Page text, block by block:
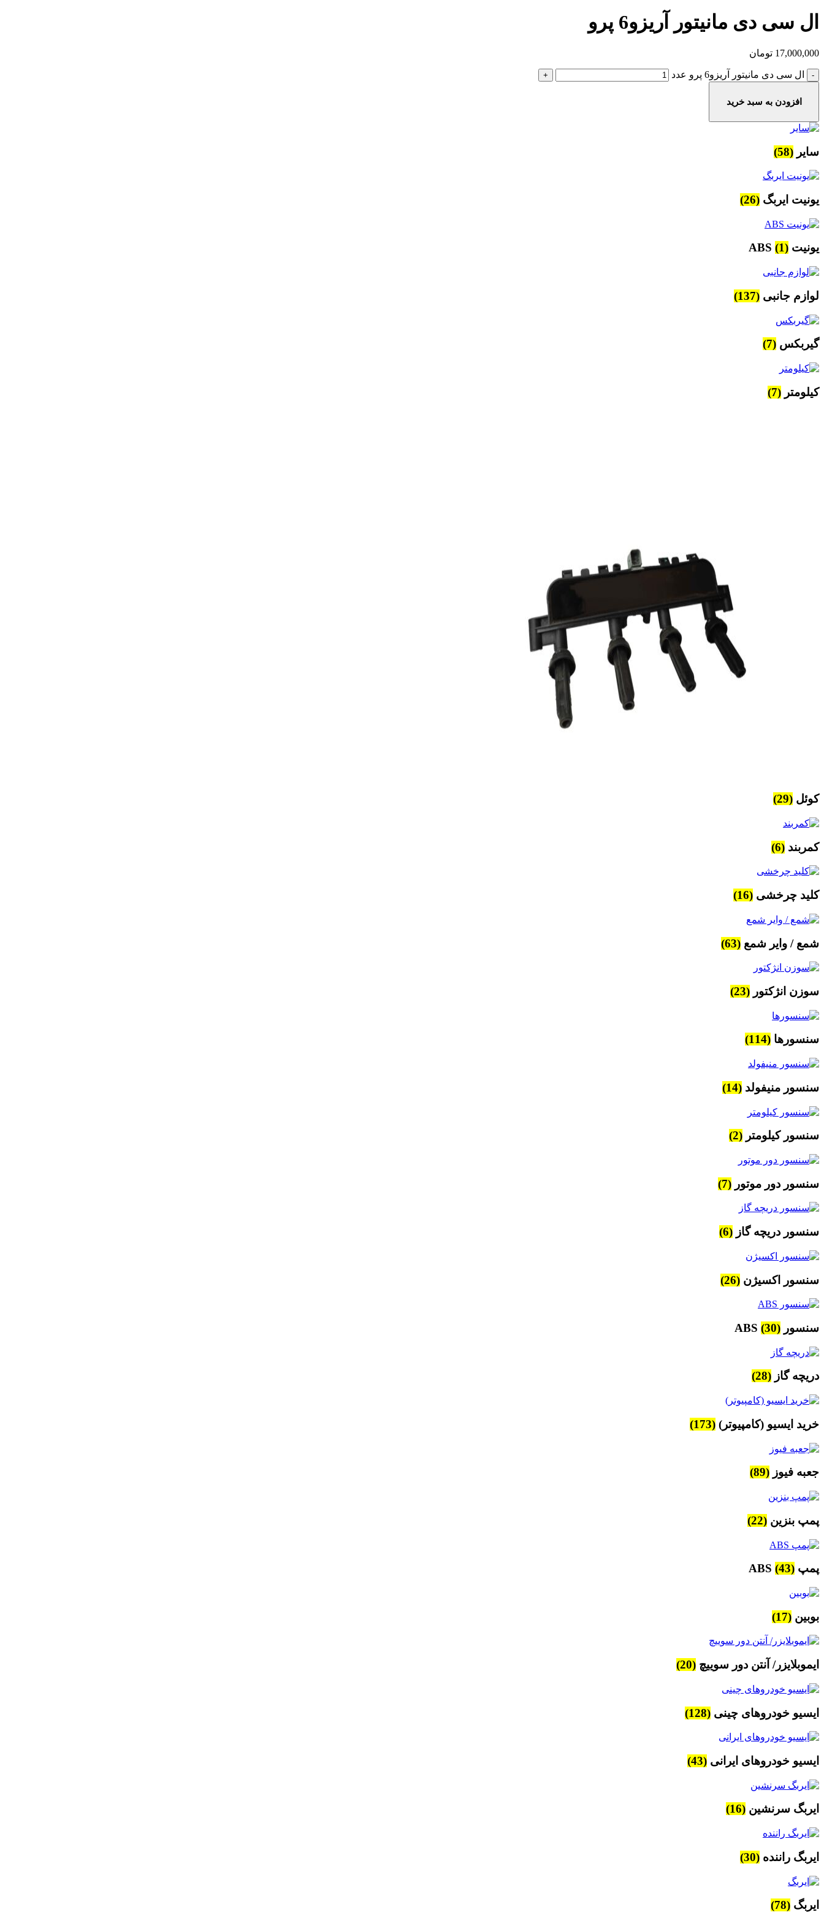
ال سی دی مانیتور آریزو6 پرو
17,000,000 تومان
ال سی دی مانیتور آریزو6 پرو عدد
افزودن به سبد خرید
سایر (58)
یونیت ایربگ (26)
یونیت ABS (1)
لوازم جانبی (137)
گیربکس (7)
کیلومتر (7)
کوئل (29)
کمربند (6)
کلید چرخشی (16)
شمع / وایر شمع (63)
سوزن انژکتور (23)
سنسورها (114)
سنسور منیفولد (14)
سنسور کیلومتر (2)
سنسور دور موتور (7)
سنسور دریچه گاز (6)
سنسور اکسیژن (26)
سنسور ABS (30)
دریچه گاز (28)
خرید ایسیو (کامپیوتر) (173)
جعبه فیوز (89)
پمپ بنزین (22)
پمپ ABS (43)
بوبین (17)
ایموبلایزر/ آنتن دور سوییچ (20)
ایسیو خودروهای چینی (128)
ایسیو خودروهای ایرانی (43)
ایربگ سرنشین (16)
ایربگ راننده (30)
ایربگ (78)